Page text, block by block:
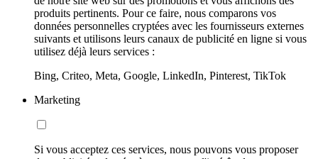
produits pertinents. Pour ce faire, nous comparons vos
données personnelles cryptées avec les fournisseurs externes
suivants et utilisons leurs canaux de publicité en ligne si vous
utilisez déjà leurs services :
Bing, Criteo, Meta, Google, LinkedIn, Pinterest, TikTok
Marketing
Si vous acceptez ces services, nous pouvons vous proposer